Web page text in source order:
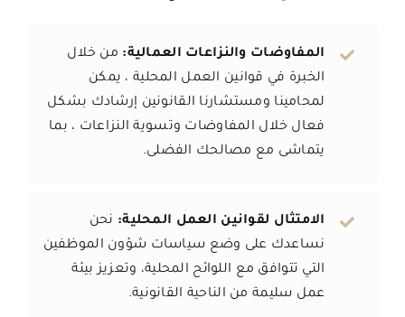
المفاوضات والنزاعات العمالية: من خلال
الخبرة في قوانين العمل المحلية ، يمكن
لمحامينا ومستشارنا القانونين إرشادك بشكل
فعال خلال المفاوضات وتسوية النزاعات ، بما
يتماشى مع مصالحك الفضلى.
الامتثال لقوانين العمل المحلية: نحن
نساعدك على وضع سياسات شؤون الموظفين
التي تتوافق مع اللوائح المحلية، وتعزيز بيئة
عمل سليمة من الناحية القانونية.